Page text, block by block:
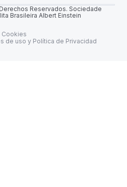
Reservados. Sociedade
Brasileira Albert Einstein
Cookies
de uso y Política de Privacidad